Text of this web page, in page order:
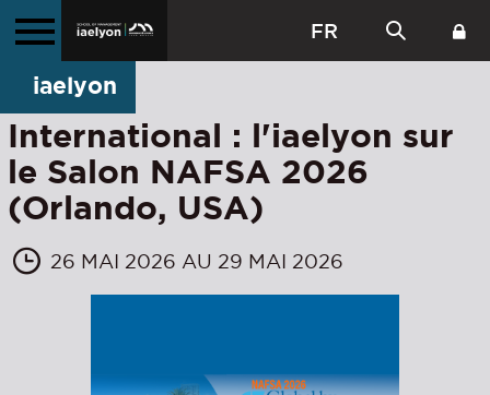
FR
iaelyon
International : l'iaelyon sur
le Salon NAFSA 2026
(Orlando, USA)
26 MAI 2026 AU 29 MAI 2026